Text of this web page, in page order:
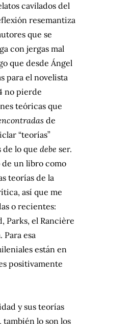
cavilados del
resemantiza
que se
con jergas mal
que desde Ángel
para el novelista
no pierde
teóricas que
de
“teorías”
de lo que debe ser.
de un libro como
teorías de la
así que me
o recientes:
Parks, el Rancière
esa
están en
positivamente
y sus teorías
también lo son los